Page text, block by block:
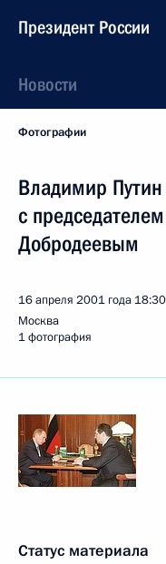
Президент России
Новости
Фотографии
Владимир Путин
с
Добродеевым
16 апреля 2001 года 18:30
Москва
1 фотография
Статус материала